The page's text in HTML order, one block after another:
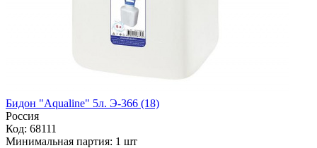
Бидон "Aqualine" 5л. Э-366 (18)
Россия
Код: 68111
Минимальная партия: 1 шт